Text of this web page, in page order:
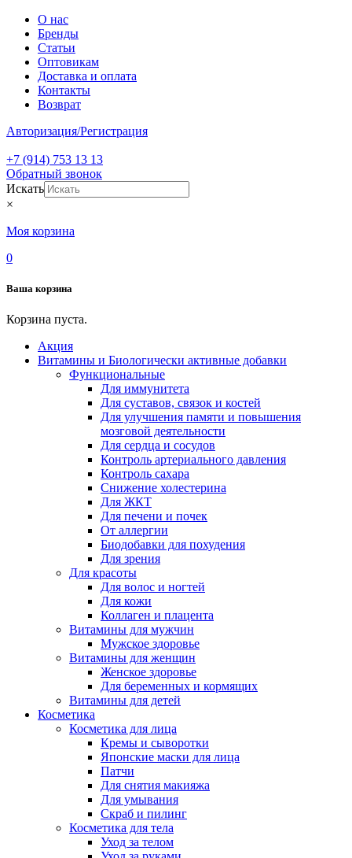
О нас
Бренды
Статьи
Оптовикам
Доставка и оплата
Контакты
Возврат
Авторизация/Регистрация
+7 (914) 753 13 13
Обратный звонок
Искать
×
Моя корзина
0
Ваша корзина
Корзина пуста.
Акция
Витамины и Биологически активные добавки
Функциональные
Для иммунитета
Для суставов, связок и костей
Для улучшения памяти и повышения
мозговой деятельности
Для сердца и сосудов
Контроль артериального давления
Контроль сахара
Снижение холестерина
Для ЖКТ
Для печени и почек
От аллергии
Биодобавки для похудения
Для зрения
Для красоты
Для волос и ногтей
Для кожи
Коллаген и плацента
Витамины для мужчин
Мужское здоровье
Витамины для женщин
Женское здоровье
Для беременных и кормящих
Витамины для детей
Косметика
Косметика для лица
Кремы и сыворотки
Японские маски для лица
Патчи
Для снятия макияжа
Для умывания
Скраб и пилинг
Косметика для тела
Уход за телом